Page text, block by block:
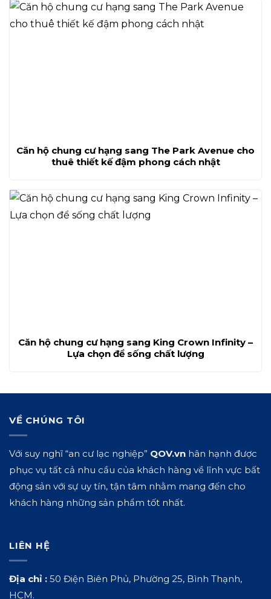
Căn hộ chung cư hạng sang The Park Avenue cho
thuê thiết kế đậm phong cách nhật
Căn hộ chung cư hạng sang King Crown Infinity –
Lựa chọn để sống chất lượng
VỀ CHÚNG TÔI
Với suy nghĩ “an cư lạc nghiệp” QOV.vn hân hạnh được
phục vụ tất cả nhu cầu của khách hàng về lĩnh vực bất
động sản với sự uy tín, tận tâm nhằm mang đến cho
khách hàng những sản phẩm tốt nhất.
LIÊN HỆ
Địa chỉ : 50 Điện Biên Phủ, Phường 25, Bình Thạnh,
HCM.